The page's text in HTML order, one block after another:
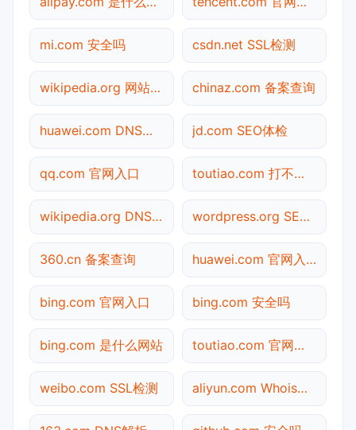
mi.com 安全吗 csdn.net SSL检测
wikipedia.org 网站状态 chinaz.com 备案查询
huawei.com DNS解析 jd.com SEO体检
qq.com 官网入口 toutiao.com 打不开检测
wikipedia.org DNS解析 wordpress.org SEO体检
360.cn 备案查询 huawei.com 官网入口
bing.com 官网入口 bing.com 安全吗
bing.com 是什么网站 toutiao.com 官网入口
weibo.com SSL检测 aliyun.com Whois查询